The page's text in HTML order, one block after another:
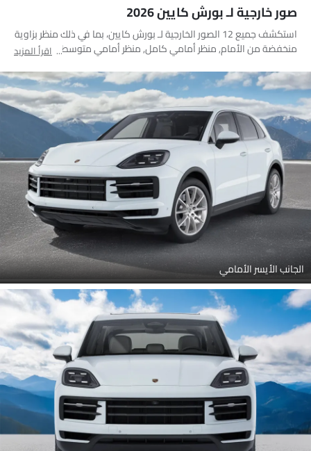
صور خارجية لـ بورش كايين 2026
استكشف جميع 12 الصور الخارجية لـ بورش كايين، بما في ذلك منظر بزاوية
منخفضة من الأمام, منظر أمامي كامل, منظر أمامي متوسط, منظر
مصباح أمامي, مصباح خلفي, مصباح الضباب الأمامي, أنبوب العادم, جناح
خلفي
اقرأ المزيد
الجانب الأيسر الأمامي